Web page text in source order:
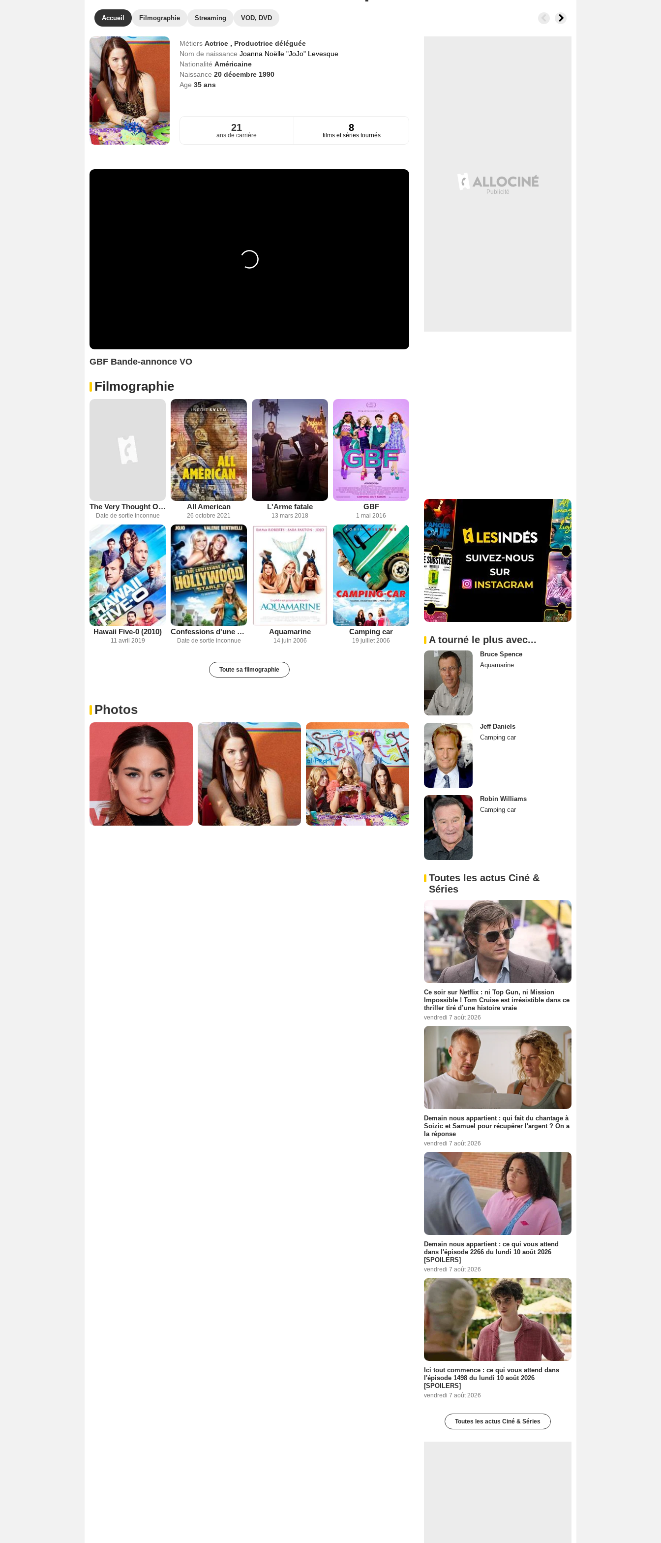
Accueil Filmographie Streaming VOD, DVD
Métiers Actrice , Productrice déléguée
Nom de naissance Joanna Noëlle "JoJo" Levesque
Nationalité Américaine
Naissance 20 décembre 1990
Age 35ans
21
ans de carrière
8
films et séries tournés
GBF Bande-annonce VO
Filmographie
The Very Thought Of You
Date de sortie inconnue
All American
26 octobre 2021
L'Arme fatale
13 mars 2018
GBF
1 mai 2016
Hawaii Five-0 (2010)
11 avril 2019
Confessions d'une star
Date de sortie inconnue
Aquamarine
14 juin 2006
Camping car
19 juillet 2006
Toute sa filmographie
Photos
A tourné le plus avec...
Bruce Spence
Aquamarine
Jeff Daniels
Camping car
Robin Williams
Camping car
Toutes les actus Ciné &
Séries
Ce soir sur Netflix : ni Top Gun, ni Mission
Impossible ! Tom Cruise est irrésistible dans ce
thriller tiré d’une histoire vraie
vendredi 7 août 2026
Demain nous appartient : qui fait du chantage à
Soizic et Samuel pour récupérer l'argent ? On a
la réponse
vendredi 7 août 2026
Demain nous appartient : ce qui vous attend
dans l'épisode 2266 du lundi 10 août 2026
[SPOILERS]
vendredi 7 août 2026
Ici tout commence : ce qui vous attend dans
l'épisode 1498 du lundi 10 août 2026
[SPOILERS]
vendredi 7 août 2026
Toutes les actus Ciné & Séries